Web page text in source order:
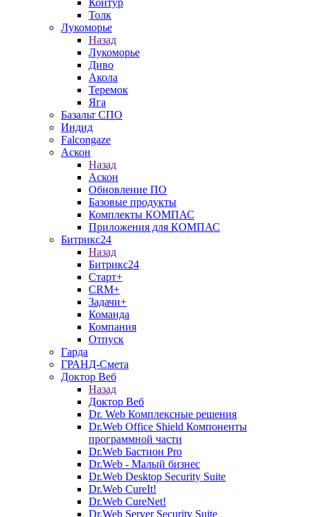
Контур
Толк
Лукоморье
Назад
Лукоморье
Диво
Акола
Теремок
Яга
Базальт СПО
Индид
Falcongaze
Аскон
Назад
Аскон
Обновление ПО
Базовые продукты
Комплекты КОМПАС
Приложения для КОМПАС
Битрикс24
Назад
Битрикс24
Старт+
CRM+
Задачи+
Команда
Компания
Отпуск
Гарда
ГРАНД-Смета
Доктор Веб
Назад
Доктор Веб
Dr. Web Комплексные решения
Dr.Web Office Shield Компоненты
программной части
Dr.Web Бастион Pro
Dr.Web - Малый бизнес
Dr.Web Desktop Security Suite
Dr.Web CureIt!
Dr.Web CureNet!
Dr.Web Server Security Suite